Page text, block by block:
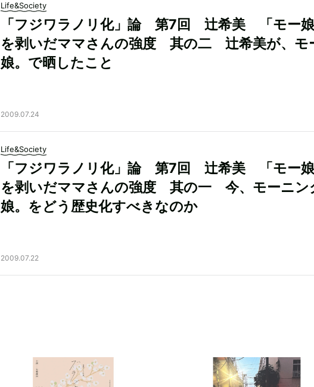
Life&Society
「フジワラノリ化」論 第7回 辻希美 「モー娘
を剥いだママさんの強度 其の二 辻希美が、モ
娘。で晒したこと
2009.07.24
Life&Society
「フジワラノリ化」論 第7回 辻希美 「モー娘
を剥いだママさんの強度 其の一 今、モーニン
娘。をどう歴史化すべきなのか
2009.07.22